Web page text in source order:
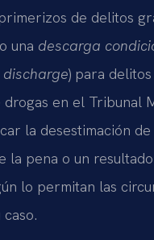
de delitos
una descarga
) para
drogas en el Tribunal
la desestimación
la pena o un
lo permitan las
caso.